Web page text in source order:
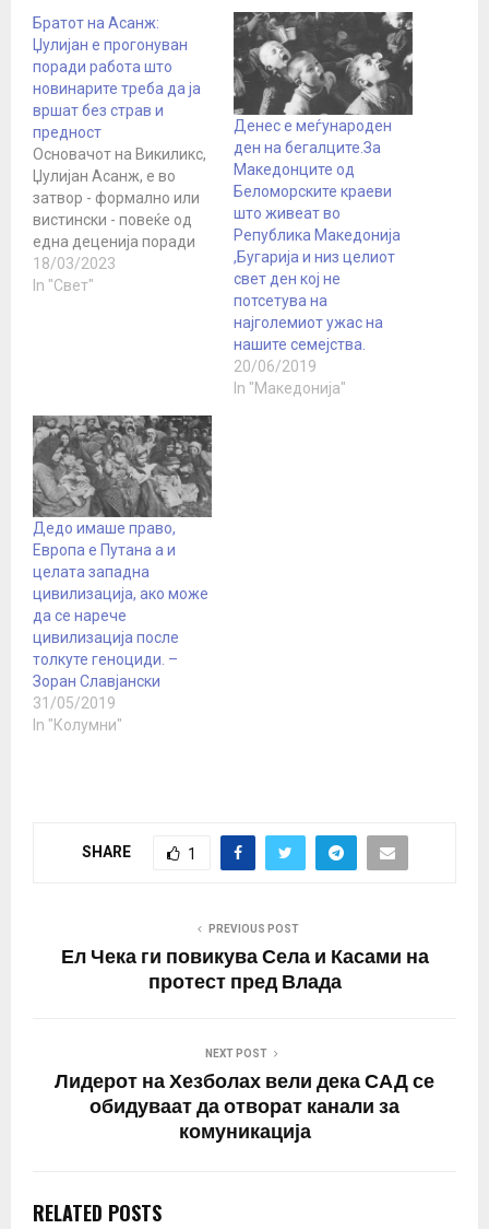
Братот на Асанж:
Џулијан е прогонуван
поради работа што
новинарите треба да ја
вршат без страв и
предност
Основачот на Викиликс,
Џулијан Асанж, е во
затвор - формално или
вистински - повеќе од
една деценија поради
објавување
информации што ги
братот на Асанж,
Габриел Шиптон,
истакна дека Џулијан е
прогонуван поради
работата што треба да…
18/03/2023
In "Свет"
Денес е меѓународен
ден на бегалците.За
Македонците од
Беломорските краеви
што живеат во
Република Македонија
,Бугарија и низ целиот
свет ден кој не
потсетува на
најголемиот ужас на
нашите семејства.
20/06/2019
In "Македонија"
Дедо имаше право,
Европа е Путана а и
целата западна
цивилизација, ако може
да се нарече
цивилизација после
толкуте геноциди. –
Зоран Славјански
31/05/2019
In "Колумни"
SHARE 1
PREVIOUS POST
Ел Чека ги повикува Села и Касами на
протест пред Влада
NEXT POST
Лидерот на Хезболах вели дека САД се
обидуваат да отворат канали за
комуникација
RELATED POSTS